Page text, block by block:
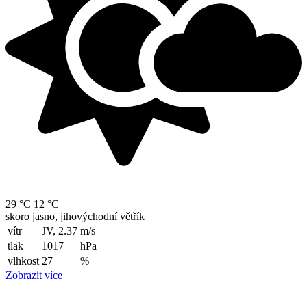
29 °C 12 °C
skoro jasno, jihovýchodní větřík
vítr
JV, 2.37 m/s
tlak
1017
hPa
vlhkost 27
%
Zobrazit více